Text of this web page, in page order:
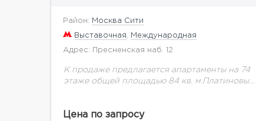
Район: Москва Сити
Выставочная Международная
Адрес: Пресненская наб. 12
К продаже предлагается апартаменты на 74
этаже общей площадью 84 кв. м.Платиновые
панорамой города. Башня Федерация самое
Цена по запросу